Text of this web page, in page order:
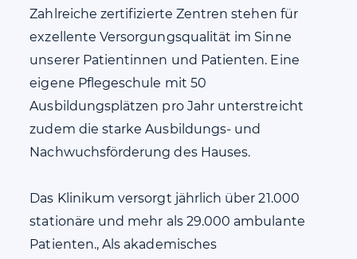
Zahlreiche zertifizierte Zentren stehen für
exzellente Versorgungsqualität im Sinne
unserer Patientinnen und Patienten. Eine
eigene Pflegeschule mit 50
Ausbildungsplätzen pro Jahr unterstreicht
zudem die starke Ausbildungs- und
Nachwuchsförderung des Hauses.
Das Klinikum versorgt jährlich über 21.000
stationäre und mehr als 29.000 ambulante
Patienten., Als akademisches